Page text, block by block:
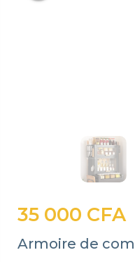
35 000 CFA
Armoire de